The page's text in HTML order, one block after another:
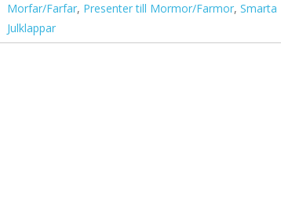
Morfar/Farfar, Presenter till Mormor/Farmor,Smarta
Julklappar